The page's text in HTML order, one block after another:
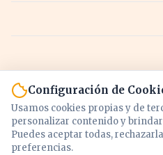
Configuración de
Usamos cookies propias y de
personalizar contenido y
Puedes aceptar todas,
preferencias.